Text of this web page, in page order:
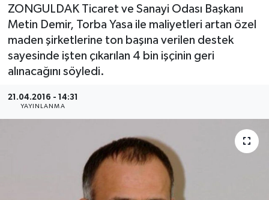
ZONGULDAK Ticaret ve Sanayi Odası Başkanı
Metin Demir, Torba Yasa ile maliyetleri artan özel
maden şirketlerine ton başına verilen destek
sayesinde işten çıkarılan 4 bin işçinin geri
alınacağını söyledi.
21.04.2016 - 14:31
YAYINLANMA
Medya
Sağlık